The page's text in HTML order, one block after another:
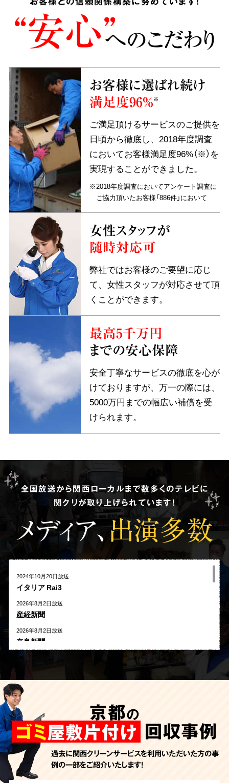
“安心”へのこだわり
お客様に選ばれ続け
満足度96% ※
ご満足頂けるサービスのご提供を
日頃から徹底し、2018年度調査
においてお客様満足度96%（※）を
実現することができました。
※2018年度調査においてアンケート調査に
ご協力頂いたお客様「886件」において
女性スタッフが
随時対応可
弊社ではお客様のご要望に応じ
て、女性スタッフが対応させて頂
くことができます。
最高5千万円
までの安心保障
安全丁寧なサービスの徹底を心が
けておりますが、万一の際には、
5000万円までの幅広い補償を受
けられます。
全国放送から関西ローカルまで数多くのテレビに
関クリが取り上げられています!
メディア、出演多数
2024年10月20日放送
イタリア Rai3
2026年8月2日放送
産経新聞
2026年8月2日放送
奈良新聞
2026年8月1日放送
2026年7月27日放送
AbemaTV
2026年7月24日放送
朝日新聞
2026年7月10日放送
季刊「宗教問題」
2026年7月10日放送
東洋経済オンライン
京都の
ゴミ屋敷片付け 回収事例
過去に関西クリーンサービスを利用いただいた方の事
例の一部をご紹介いたします！